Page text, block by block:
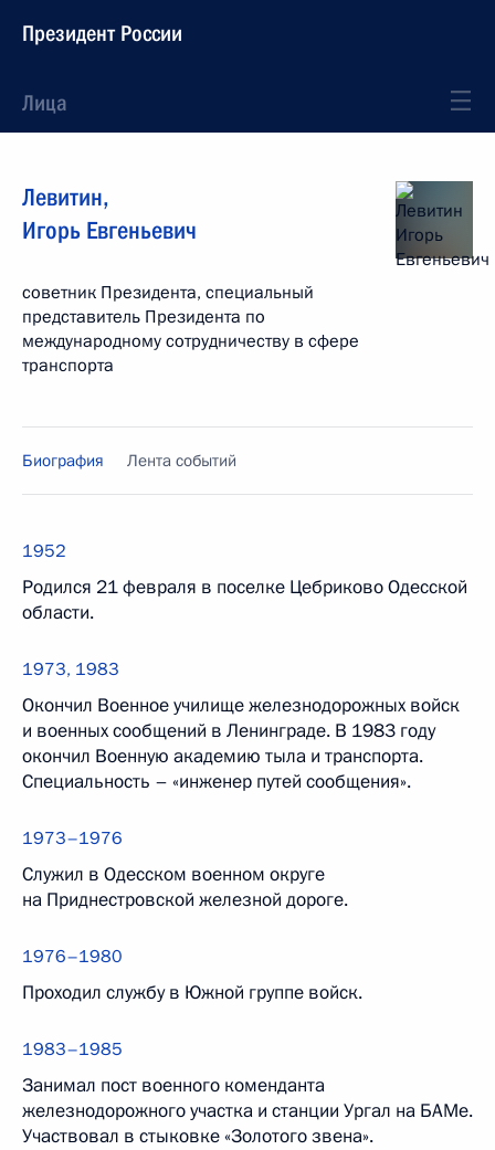
Президент России
Лица
Левитин,
Игорь Евгеньевич
советник Президента, специальный
представитель Президента по
международному сотрудничеству в сфере
транспорта
Биография Лента событий
1952
Родился 21 февраля в поселке Цебриково Одесской
области.
1973, 1983
Окончил Военное училище железнодорожных войск
и военных сообщений в Ленинграде. В 1983 году
окончил Военную академию тыла и транспорта.
Специальность – «инженер путей сообщения».
1973–1976
Служил в Одесском военном округе
на Приднестровской железной дороге.
1976–1980
Проходил службу в Южной группе войск.
1983–1985
Занимал пост военного коменданта
железнодорожного участка и станции Ургал на БАМе.
Участвовал в стыковке «Золотого звена».